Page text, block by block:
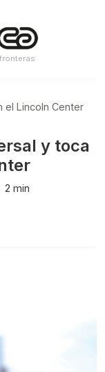
el Lincoln Center
y toca
2 min